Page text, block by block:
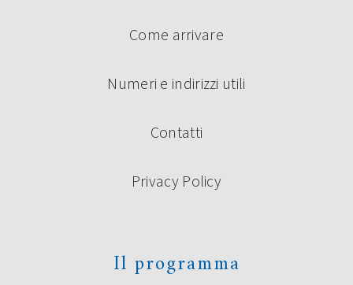
Come arrivare
Numeri e indirizzi utili
Contatti
Privacy Policy
Il programma